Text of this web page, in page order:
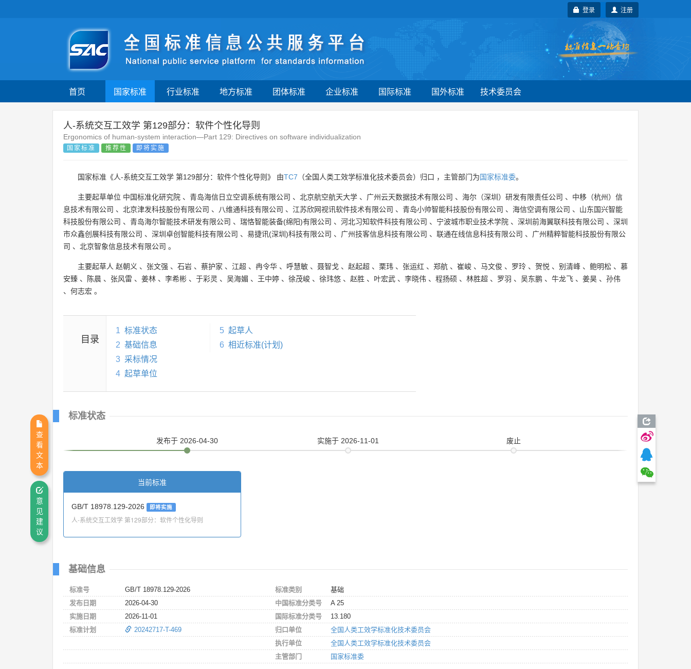
注册
登录
首页 国家标准 行业标准 地方标准 团体标准 企业标准 国际标准 国外标准 技术委员会
人-系统交互工效学 第129部分：软件个性化导则
Ergonomics of human-system interaction—Part 129: Directives on software individualization
国家标准 推荐性 即将实施
国家标准《人-系统交互工效学 第129部分：软件个性化导则》 由TC7 （全国人类工效学标准化技术委员会）归口 ，主管部门为国家标准委。
主要起草单位 中国标准化研究院 、 青岛海信日立空调系统有限公司 、 北京航空航天大学 、 广州云天数据技术有限公司 、 海尔（深圳）研发有限责任公司 、 中移（杭州）信
息技术有限公司 、 北京津发科技股份有限公司 、 八维通科技有限公司 、 江苏欣网视讯软件技术有限公司 、 青岛小帅智能科技股份有限公司 、 海信空调有限公司 、 山东国兴智能
科技股份有限公司 、 青岛海尔智能技术研发有限公司 、 瑞恪智能装备(绵阳)有限公司 、 河北习知软件科技有限公司 、 宁波城市职业技术学院 、 深圳前海翼联科技有限公司 、 深圳
市众鑫创展科技有限公司 、 深圳卓创智能科技有限公司 、 易捷讯(深圳)科技有限公司 、 广州技客信息科技有限公司 、 联通在线信息科技有限公司 、 广州精粹智能科技股份有限公
司 、 北京智象信息技术有限公司 。
主要起草人 赵朝义 、 张文强 、 石岩 、 蔡护家 、 江超 、 冉令华 、 呼慧敏 、 聂智戈 、 赵起超 、 栗玮 、 张运红 、 郑航 、 崔峻 、 马文俊 、 罗玲 、 贺悦 、 别清峰 、 鲍明松 、 慕
安臻 、 陈晨 、 张风雷 、 姜林 、 李希彬 、 于彩灵 、 吴海媚 、 王中婷 、 徐茂峻 、 徐玮悠 、 赵胜 、 叶宏武 、 李晓伟 、 程扬硕 、 林胜超 、 罗羽 、 吴东鹏 、 牛龙飞 、 姜昊 、 孙伟
、 何志宏 。
目录
1 标准状态
2 基础信息
3 采标情况
4 起草单位
5 起草人
6 相近标准(计划)
标准状态
发布于 2026-04-30 实施于 2026-11-01 废止
当前标准
GB/T 18978.129-2026 即将实施
人-系统交互工效学 第129部分：软件个性化导则
基础信息
标准号
GB/T 18978.129-2026
发布日期
2026-04-30
实施日期
2026-11-01
标准计划
20242717-T-469
标准类别
基础
中国标准分类号
A 25
国际标准分类号
13.180
归口单位
全国人类工效学标准化技术委员会
执行单位
全国人类工效学标准化技术委员会
主管部门
国家标准委
查
看
文
本
意
见
建
议